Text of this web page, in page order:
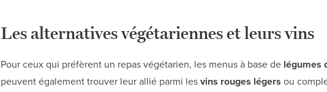
Les alternatives végétariennes et leurs vins
Pour ceux qui préfèrent un repas végétarien, les menus à base de légumes
peuvent également trouver leur allié parmi les vins rouges légers ou